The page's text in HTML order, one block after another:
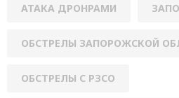
АТАКА ДРОНРАМИ
ОБСТРЕЛЫ ЗАПОРОЖСКОЙ
ОБСТРЕЛЫ С РЗСО